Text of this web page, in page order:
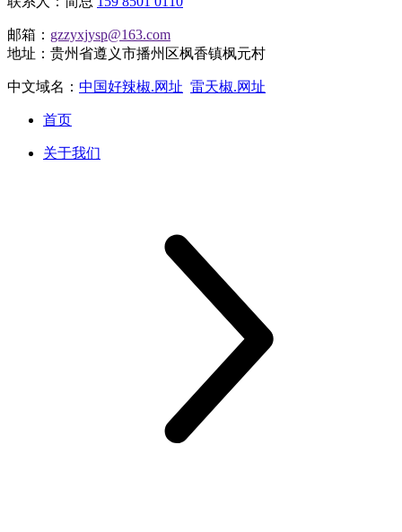
邮箱： gzzyxjysp@163.com
地址：贵州省遵义市播州区枫香镇枫元村
中文域名： 中国好辣椒.网址 雷天椒.网址
首页
关于我们